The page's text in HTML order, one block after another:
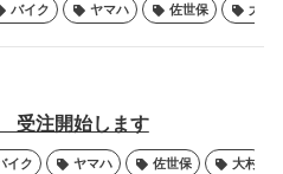
バイク ヤマハ 佐世保 大村
受注開始します
イク ヤマハ 佐世保 大村